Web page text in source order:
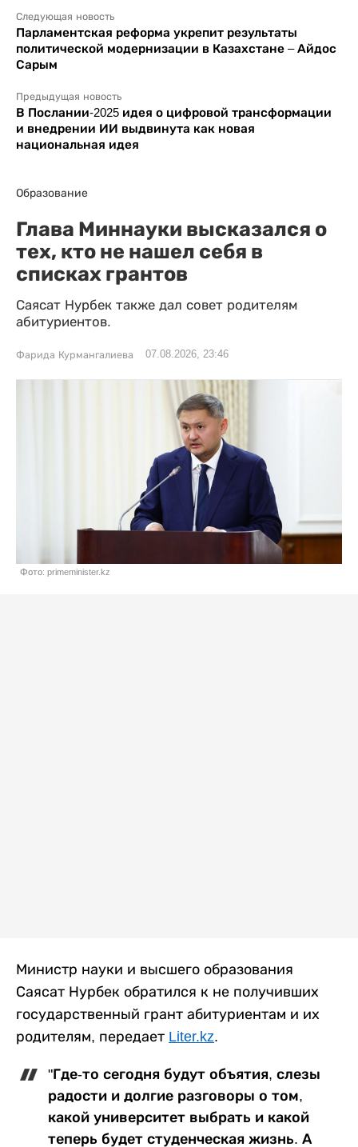
Следующая новость
Парламентская реформа укрепит результаты
политической модернизации в Казахстане – Айдос
Сарым
Предыдущая новость
В Послании-2025 идея о цифровой трансформации
и внедрении ИИ выдвинута как новая
национальная идея
Образование
Глава Миннауки высказался о
тех, кто не нашел себя в
списках грантов
Саясат Нурбек также дал совет родителям
абитуриентов.
Фарида Курмангалиева 07.08.2026, 23:46
Фото: primeminister.kz
Министр науки и высшего образования
Саясат Нурбек обратился к не получивших
государственный грант абитуриентам и их
родителям, передает Liter.kz.
"Где-то сегодня будут объятия, слезы
радости и долгие разговоры о том,
какой университет выбрать и какой
теперь будет студенческая жизнь. А